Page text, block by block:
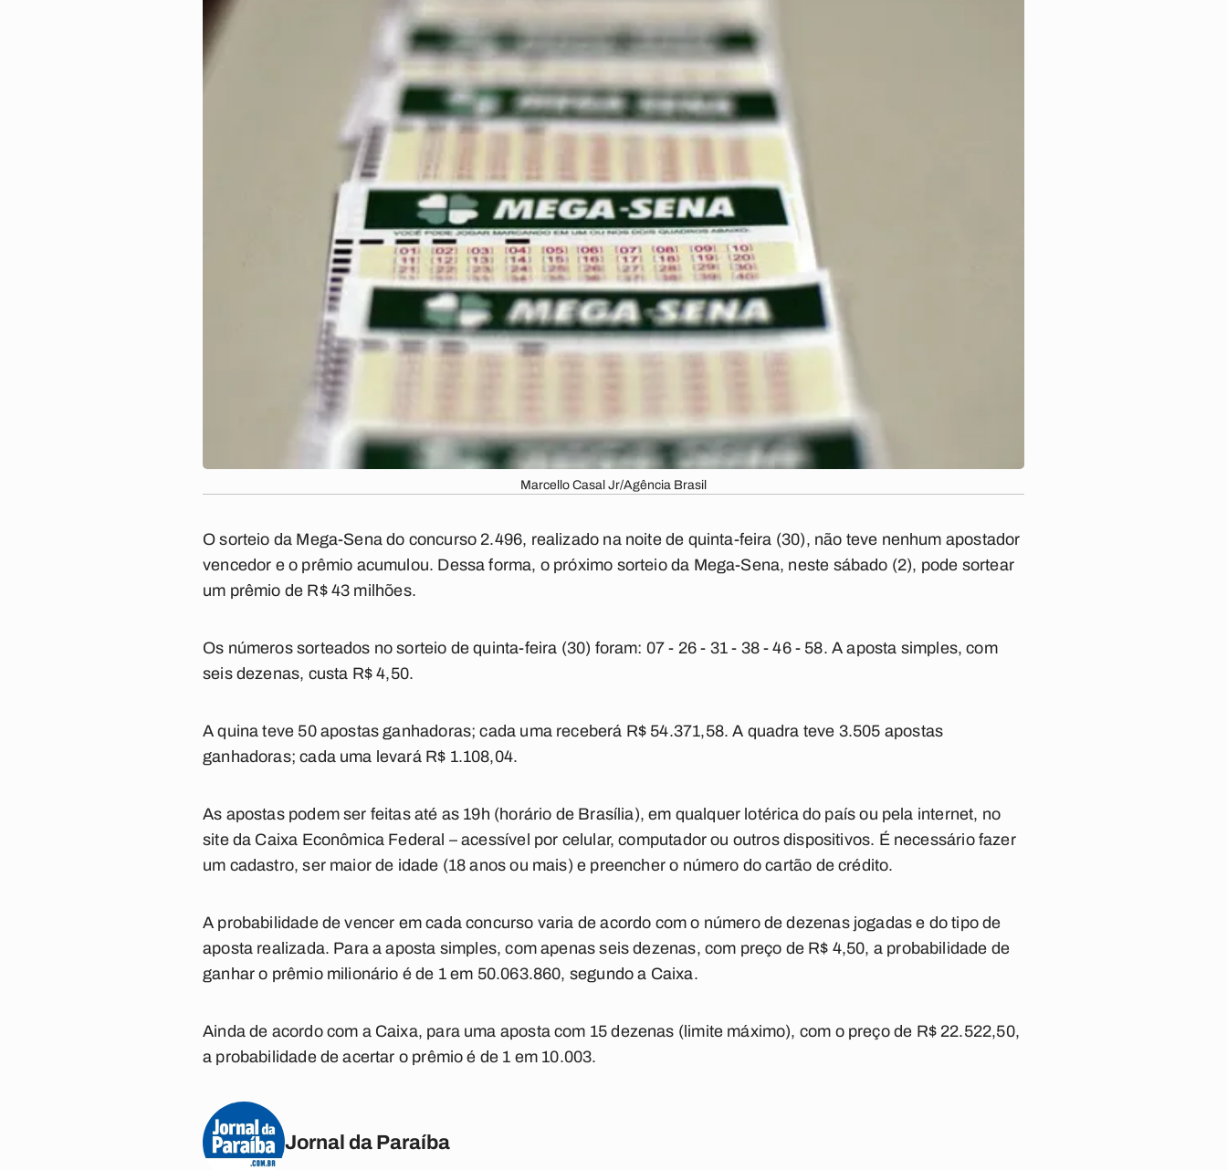
Marcello Casal Jr/Agência Brasil
O sorteio da Mega-Sena do concurso 2.496, realizado na noite de quinta-feira (30), não teve nenhum apostador
vencedor e o prêmio acumulou. Dessa forma, o próximo sorteio da Mega-Sena, neste sábado (2), pode sortear
um prêmio de R$ 43 milhões.
Os números sorteados no sorteio de quinta-feira (30) foram: 07 - 26 - 31 - 38 - 46 - 58. A aposta simples, com
seis dezenas, custa R$ 4,50.
A quina teve 50 apostas ganhadoras; cada uma receberá R$ 54.371,58. A quadra teve 3.505 apostas
ganhadoras; cada uma levará R$ 1.108,04.
As apostas podem ser feitas até as 19h (horário de Brasília), em qualquer lotérica do país ou pela internet, no
site da Caixa Econômica Federal – acessível por celular, computador ou outros dispositivos. É necessário fazer
um cadastro, ser maior de idade (18 anos ou mais) e preencher o número do cartão de crédito.
A probabilidade de vencer em cada concurso varia de acordo com o número de dezenas jogadas e do tipo de
aposta realizada. Para a aposta simples, com apenas seis dezenas, com preço de R$ 4,50, a probabilidade de
ganhar o prêmio milionário é de 1 em 50.063.860, segundo a Caixa.
Ainda de acordo com a Caixa, para uma aposta com 15 dezenas (limite máximo), com o preço de R$ 22.522,50,
a probabilidade de acertar o prêmio é de 1 em 10.003.
Jornal da Paraíba